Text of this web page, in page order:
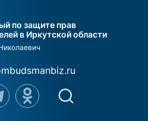
по защите прав
в Иркутской области